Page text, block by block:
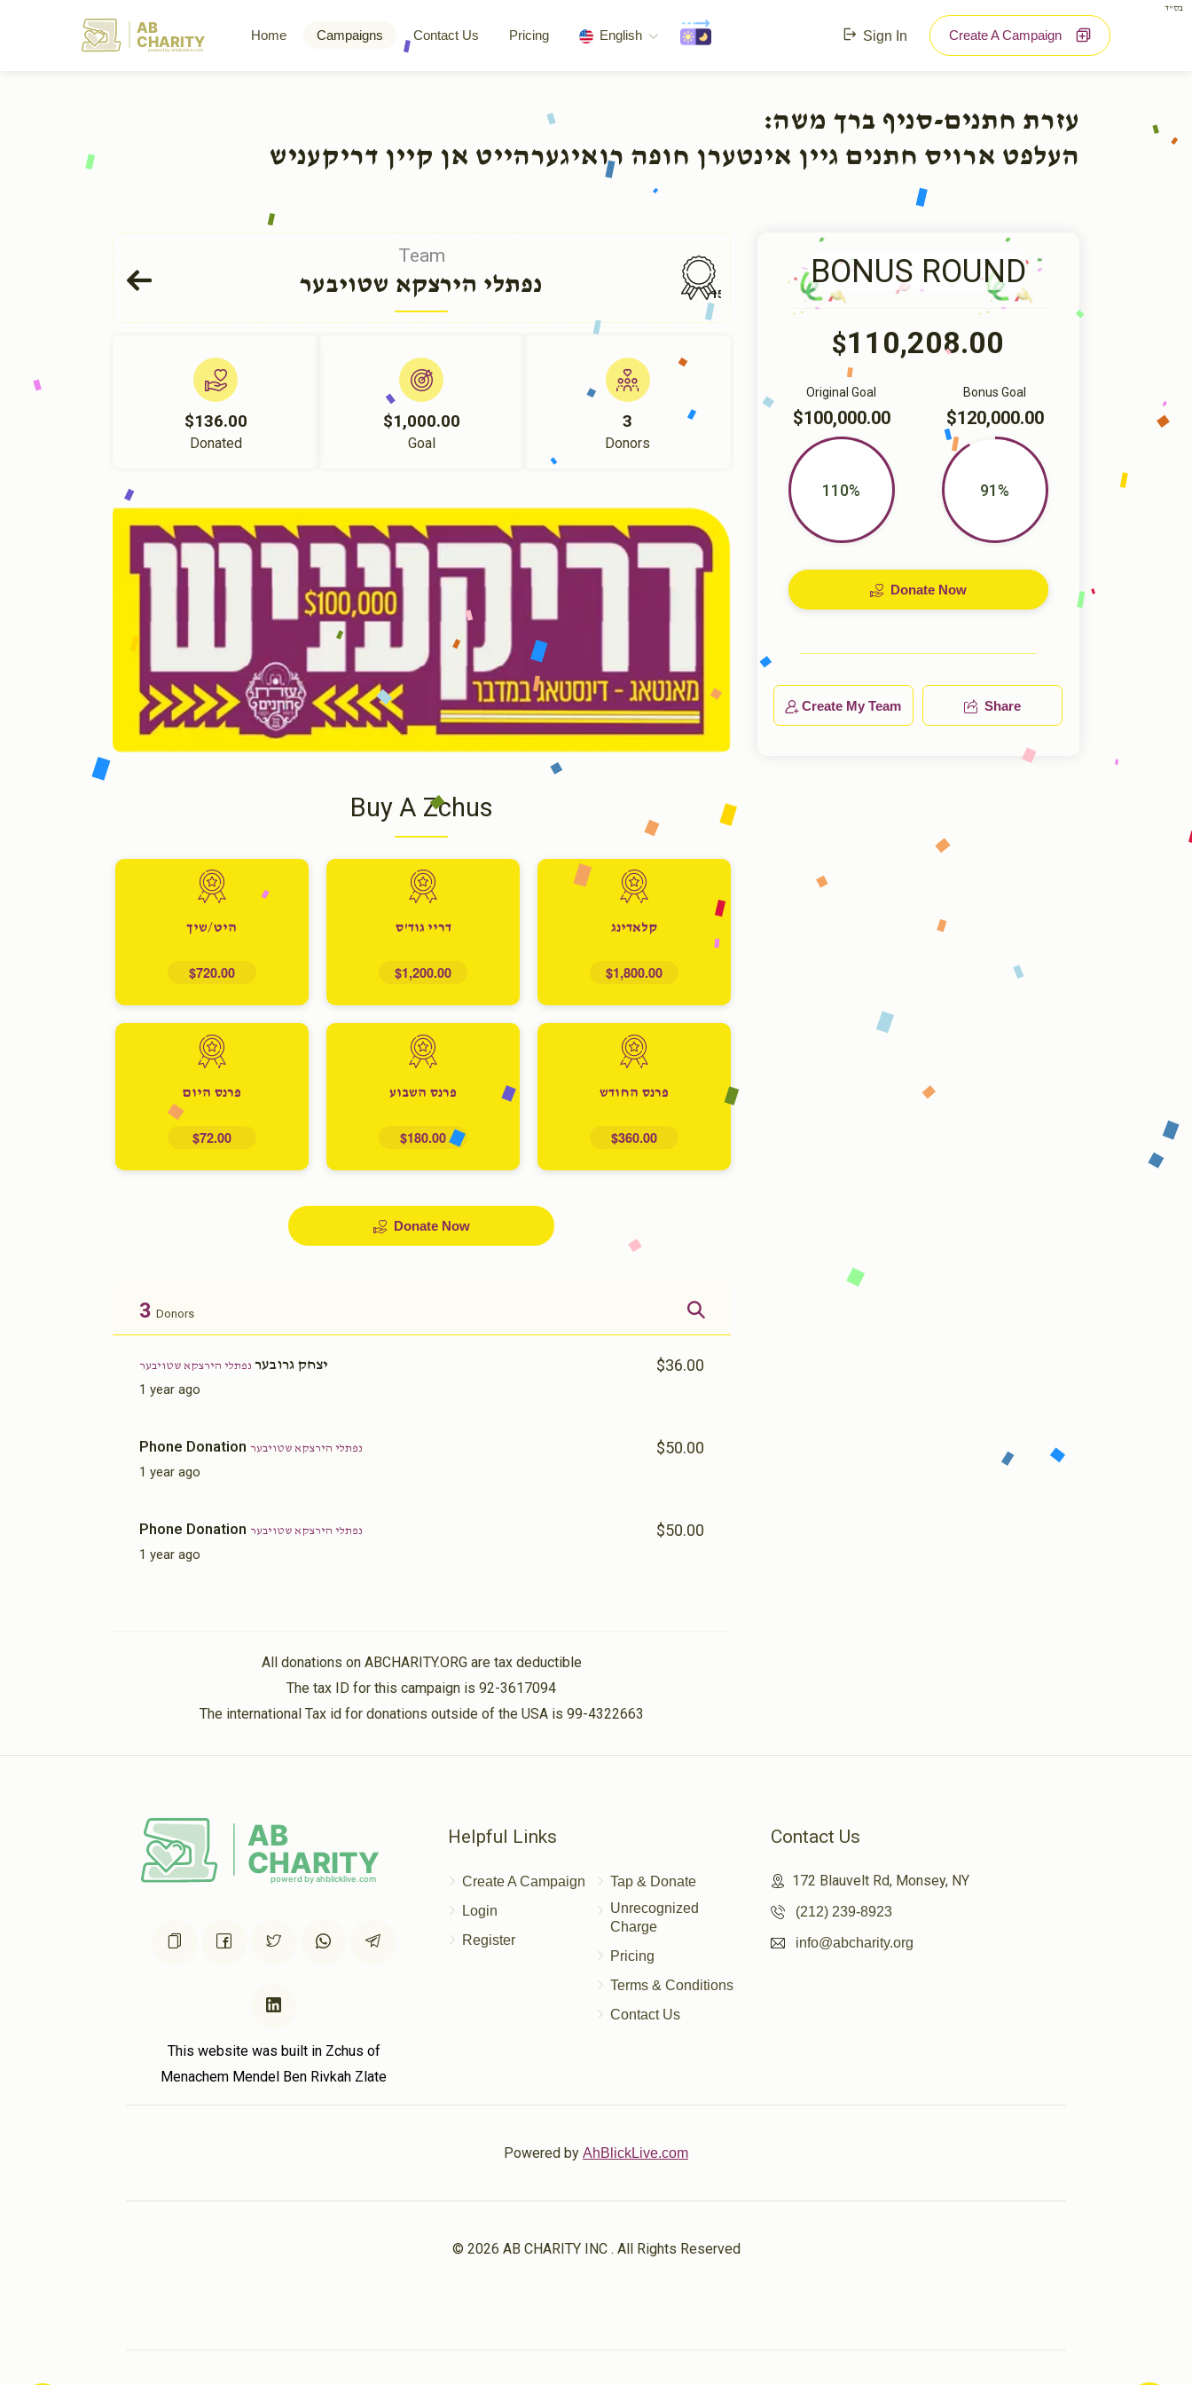
בס"ד
AB
CHARITY
powerd by ahblicklive.com
Home Campaigns Contact Us Pricing English Sign In Create A Campaign
עזרת חתנים-סניף ברך משה:
העלפט ארויס חתנים גיין אינטערן חופה רואיגערהייט אן קיין דריקעניש
Team
נפתלי הירצקא שטויבער 156
$136.00
Donated
$1,000.00
Goal
3
Donors
Buy A Zchus
קלאדינג
$1,800.00
דריי גוד'ס
$1,200.00
היט/שיך
$720.00
פרנס החודש
$360.00
פרנס השבוע
$180.00
פרנס היום
$72.00
Donate Now
3 Donors
יצחק גרובער נפתלי הירצקא שטויבער
1 year ago
$36.00
Phone Donation נפתלי הירצקא שטויבער
1 year ago
$50.00
Phone Donation נפתלי הירצקא שטויבער
1 year ago
$50.00
All donations on ABCHARITY.ORG are tax deductible
The tax ID for this campaign is 92-3617094
The international Tax id for donations outside of the USA is 99-4322663
BONUS ROUND
$110,208.00
Bonus Goal
$120,000.00
91%
Original Goal
$100,000.00
110%
Donate Now
Create My Team Share
This website was built in Zchus of
Menachem Mendel Ben Rivkah Zlate
Helpful Links
Create A Campaign
Login
Register
Tap & Donate
Unrecognized
Charge
Pricing
Terms & Conditions
Contact Us
Contact Us
172 Blauvelt Rd, Monsey, NY
(212) 239-8923
info@abcharity.org
Powered by AhBlickLive.com
© 2026 AB CHARITY INC . All Rights Reserved